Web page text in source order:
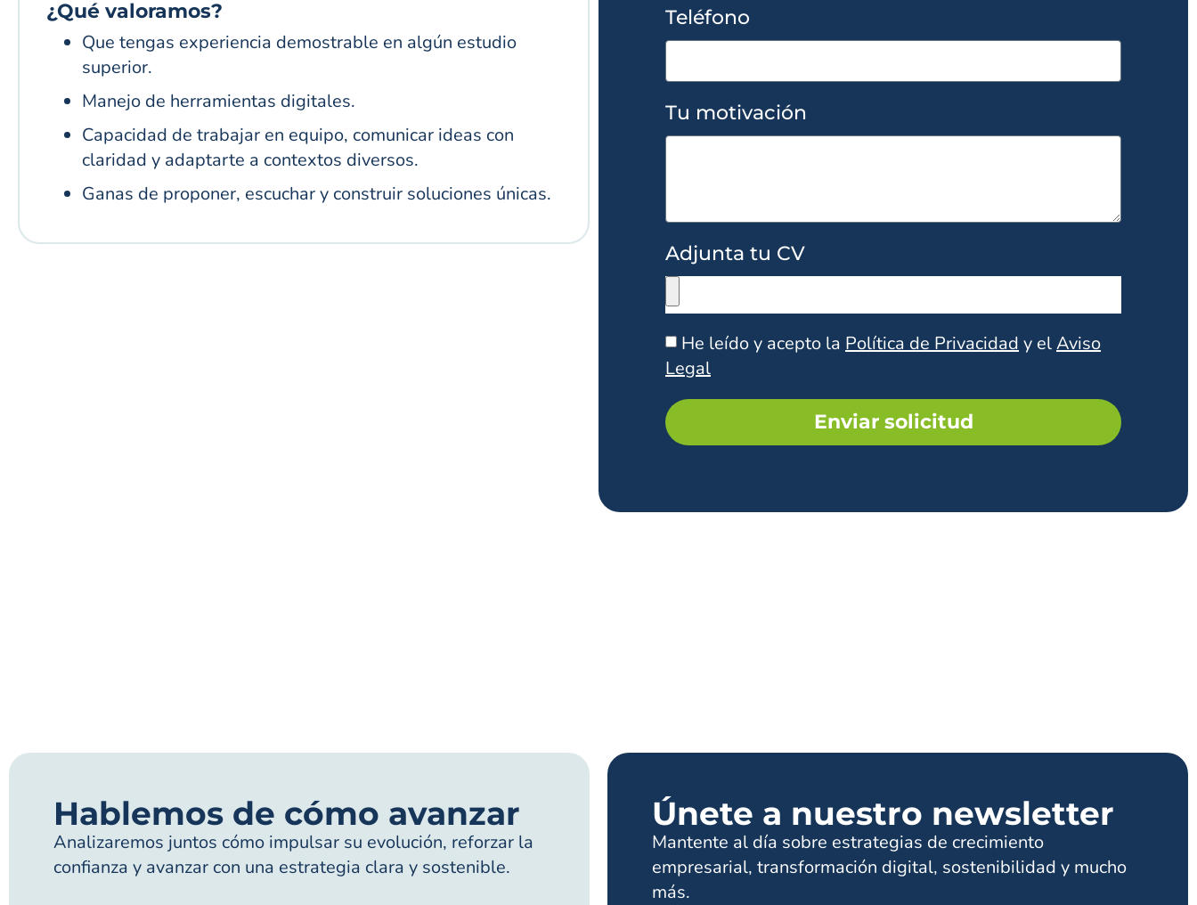
¿Qué valoramos?
Que tengas experiencia demostrable en algún estudio
superior.
Manejo de herramientas digitales.
Capacidad de trabajar en equipo, comunicar ideas con
claridad y adaptarte a contextos diversos.
Ganas de proponer, escuchar y construir soluciones únicas.
Teléfono
Tu motivación
Adjunta tu CV
He leído y acepto la Política de Privacidad y elAviso
Legal
Enviar solicitud
Hablemos de cómo avanzar
Analizaremos juntos cómo impulsar su evolución, reforzar la
confianza y avanzar con una estrategia clara y sostenible.
Únete a nuestro newsletter
Mantente al día sobre estrategias de crecimiento
empresarial, transformación digital, sostenibilidad y mucho
más.